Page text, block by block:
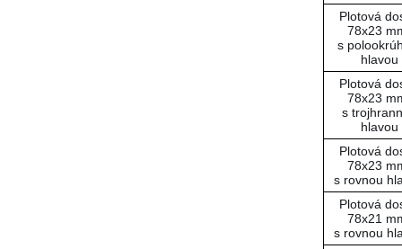
Plotová
78x23
s
hlavou
Plotová
78x23
s
hlavou
Plotová
78x23
s rovnou
Plotová
78x21
s rovnou